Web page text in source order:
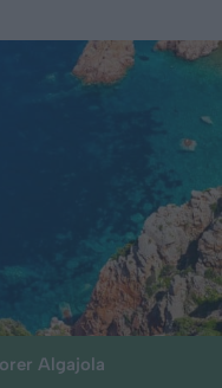
Algajola